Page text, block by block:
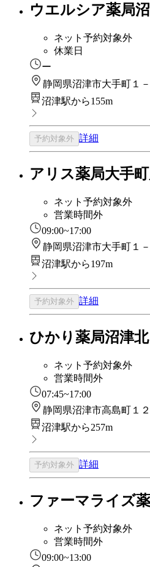
ウエルシア薬局
ネット予約対象外
休業日
ー
静岡県沼津市大手町１
沼津駅から155m
予約対象外 詳細
アリス薬局大手
ネット予約対象外
営業時間外
09:00~17:00
静岡県沼津市大手町１
沼津駅から197m
予約対象外 詳細
ひかり薬局沼津
ネット予約対象外
営業時間外
07:45~17:00
静岡県沼津市高島町１
沼津駅から257m
予約対象外 詳細
ファーマライズ
ネット予約対象外
営業時間外
09:00~13:00